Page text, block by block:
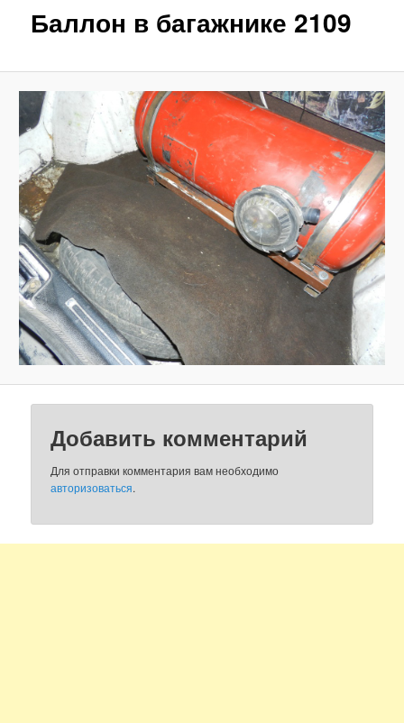
Баллон в багажнике 2109
Добавить комментарий
Для отправки комментария вам необходимо
авторизоваться.